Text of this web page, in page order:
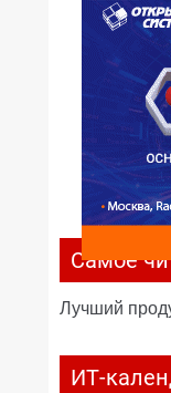
Самое
Лучший
ИТ-